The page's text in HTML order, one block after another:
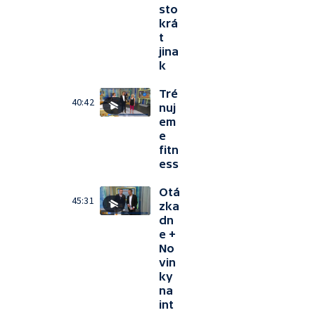
sto
krá
t
jina
k
40:42
Tré
nuj
em
e
fitn
ess
45:31
Otá
zka
dn
e +
No
vin
ky
na
int